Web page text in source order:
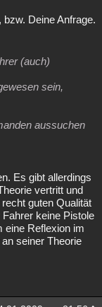
Deine Anfrage.
(auch)
sein,
aussuchen
Es gibt allerdings
vertritt und
guten Qualität
keine Pistole
eine Reflexion im
seiner Theorie